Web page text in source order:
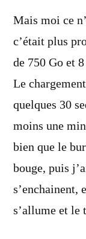
dit :
Mais moi ce
c’était plus
de 750 Go et
Le
quelques 30
moins une
bien que le
bouge, puis
s’enchainent,
s’allume et le